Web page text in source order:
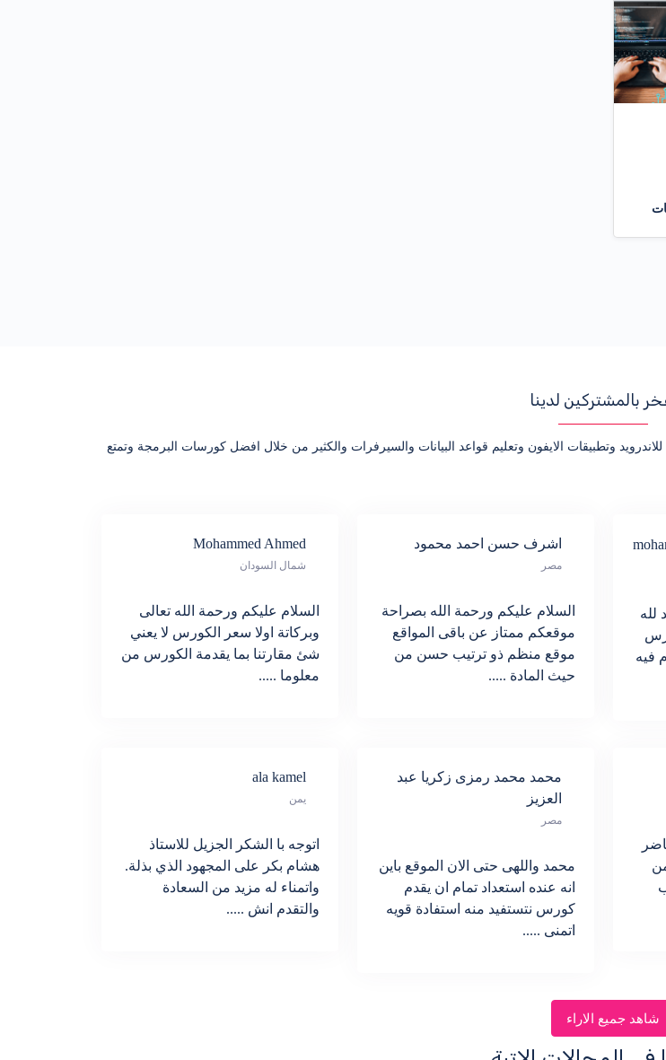
بالمشتركين لدينا
وتطبيقات الايفون وتعليم قواعد البيانات والسيرفرات والكثير من خلال افضل كورسات البرمجة وتمتع
لله
فيه
اشرف حسن احمد محمود
مصر
السلام عليكم ورحمة الله بصراحة
موقعكم ممتاز عن باقى المواقع
موقع منظم ذو ترتيب حسن من
حيث المادة .....
Mohammed Ahmed
شمال السودان
السلام عليكم ورحمة الله تعالى
وبركاتة اولا سعر الكورس لا يعني
شئ مقارتنا بما يقدمة الكورس من
معلوما .....
محمد محمد رمزى زكريا عبد
العزيز
مصر
محمد واللهى حتى الان الموقع باين
انه عنده استعداد تمام ان يقدم
كورس نتستفيد منه استفادة قويه
اتمنى .....
ala kamel
يمن
اتوجه با الشكر الجزيل للاستاذ
هشام بكر على المجهود الذي بذلة.
واتمناء له مزيد من السعادة
والتقدم انش .....
شاهد جميع الاراء